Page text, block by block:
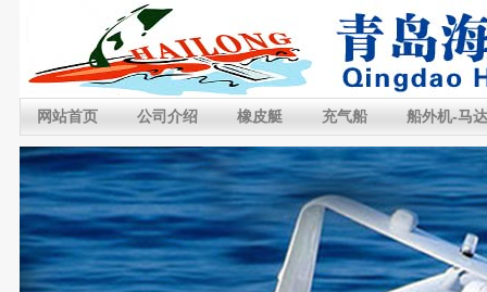
网站首页 公司介绍 橡皮艇 充气船 船外机-马达